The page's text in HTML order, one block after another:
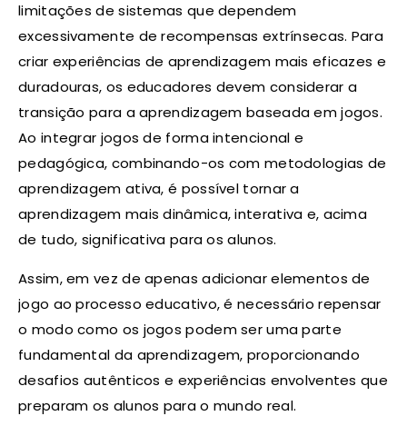
limitações de sistemas que dependem
excessivamente de recompensas extrínsecas. Para
criar experiências de aprendizagem mais eficazes e
duradouras, os educadores devem considerar a
transição para a aprendizagem baseada em jogos.
Ao integrar jogos de forma intencional e
pedagógica, combinando-os com metodologias de
aprendizagem ativa, é possível tornar a
aprendizagem mais dinâmica, interativa e, acima
de tudo, significativa para os alunos.
Assim, em vez de apenas adicionar elementos de
jogo ao processo educativo, é necessário repensar
o modo como os jogos podem ser uma parte
fundamental da aprendizagem, proporcionando
desafios autênticos e experiências envolventes que
preparam os alunos para o mundo real.